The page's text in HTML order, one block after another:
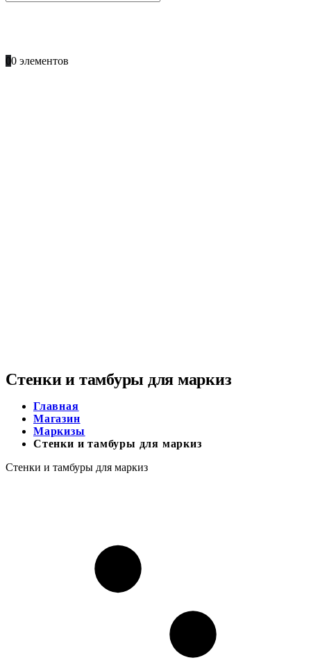
00 элементов
Стенки и тамбуры для маркиз
Главная
Магазин
Маркизы
Стенки и тамбуры для маркиз
Стенки и тамбуры для маркиз